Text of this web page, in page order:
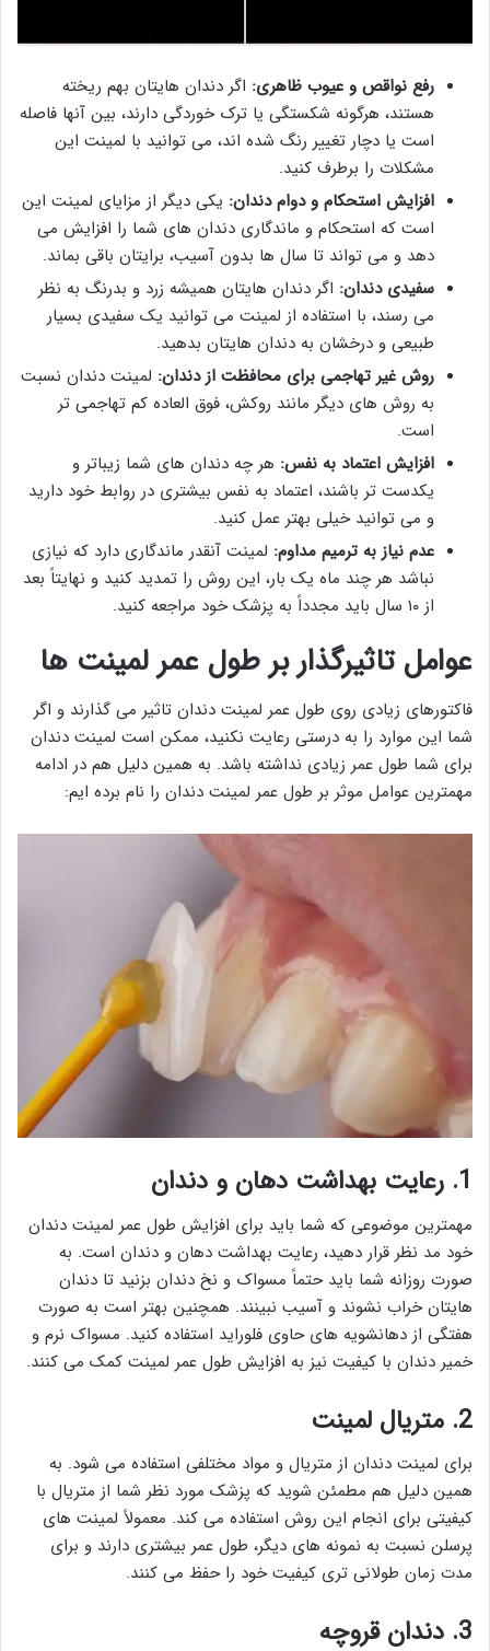
رفع نواقص و عیوب ظاهری: اگر دندان هایتان بهم ریخته
هستند، هرگونه شکستگی یا ترک خوردگی دارند، بین آنها فاصله
است یا دچار تغییر رنگ شده اند، می توانید با لمینت این
مشکلات را برطرف کنید.
افزایش استحکام و دوام دندان: یکی دیگر از مزایای لمینت این
است که استحکام و ماندگاری دندان های شما را افزایش می
دهد و می تواند تا سال ها بدون آسیب، برایتان باقی بماند.
سفیدی دندان: اگر دندان هایتان همیشه زرد و بدرنگ به نظر
می رسند، با استفاده از لمینت می توانید یک سفیدی بسیار
طبیعی و درخشان به دندان هایتان بدهید.
روش غیر تهاجمی برای محافظت از دندان: لمینت دندان نسبت
به روش های دیگر مانند روکش، فوق العاده کم تهاجمی تر
است.
افزایش اعتماد به نفس: هر چه دندان های شما زیباتر و
یکدست تر باشند، اعتماد به نفس بیشتری در روابط خود دارید
و می توانید خیلی بهتر عمل کنید.
عدم نیاز به ترمیم مداوم: لمینت آنقدر ماندگاری دارد که نیازی
نباشد هر چند ماه یک بار، این روش را تمدید کنید و نهایتاً بعد
از ۱۰ سال باید مجدداً به پزشک خود مراجعه کنید.
عوامل تاثیرگذار بر طول عمر لمینت ها
فاکتورهای زیادی روی طول عمر لمینت دندان تاثیر می گذارند و اگر
شما این موارد را به درستی رعایت نکنید، ممکن است لمینت دندان
برای شما طول عمر زیادی نداشته باشد. به همین دلیل هم در ادامه
مهمترین عوامل موثر بر طول عمر لمینت دندان را نام برده ایم:
1. رعایت بهداشت دهان و دندان
مهمترین موضوعی که شما باید برای افزایش طول عمر لمینت دندان
خود مد نظر قرار دهید، رعایت بهداشت دهان و دندان است. به
صورت روزانه شما باید حتماً مسواک و نخ دندان بزنید تا دندان
هایتان خراب نشوند و آسیب نبینند. همچنین بهتر است به صورت
هفتگی از دهانشویه های حاوی فلوراید استفاده کنید. مسواک نرم و
خمیر دندان با کیفیت نیز به افزایش طول عمر لمینت کمک می کنند.
2. متریال لمینت
برای لمینت دندان از متریال و مواد مختلفی استفاده می شود. به
همین دلیل هم مطمئن شوید که پزشک مورد نظر شما از متریال با
کیفیتی برای انجام این روش استفاده می کند. معمولاً لمینت های
پرسلن نسبت به نمونه های دیگر، طول عمر بیشتری دارند و برای
مدت زمان طولانی تری کیفیت خود را حفظ می کنند.
3. دندان قروچه